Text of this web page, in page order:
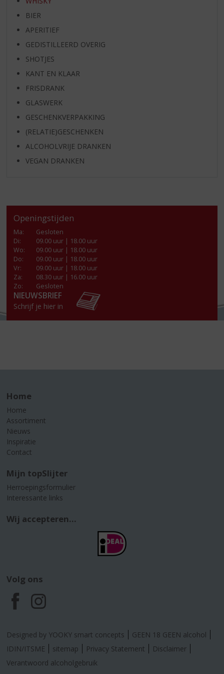
BIER
APERITIEF
GEDISTILLEERD OVERIG
SHOTJES
KANT EN KLAAR
FRISDRANK
GLASWERK
GESCHENKVERPAKKING
(RELATIE)GESCHENKEN
ALCOHOLVRIJE DRANKEN
VEGAN DRANKEN
Openingstijden
Ma:
Gesloten
Di:
09.00 uur | 18.00 uur
Wo:
09.00 uur | 18.00 uur
Do:
09.00 uur | 18.00 uur
Vr:
09.00 uur | 18.00 uur
Za:
08.30 uur | 16.00 uur
Zo:
Gesloten
NIEUWSBRIEF
Schrijf je hier in
Home
Home
Assortiment
Nieuws
Inspiratie
Contact
Mijn topSlijter
Herroepingsformulier
Interessante links
Wij accepteren...
Volg ons
F
a
c
I
n
s
Designed by YOOKY smart concepts
GEEN 18 GEEN alcohol
IDIN/ITSME
sitemap Privacy Statement
Disclaimer
Verantwoord alcoholgebruik